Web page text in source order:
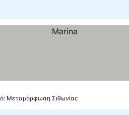
Μεταμόρφωση Σιθωνίας